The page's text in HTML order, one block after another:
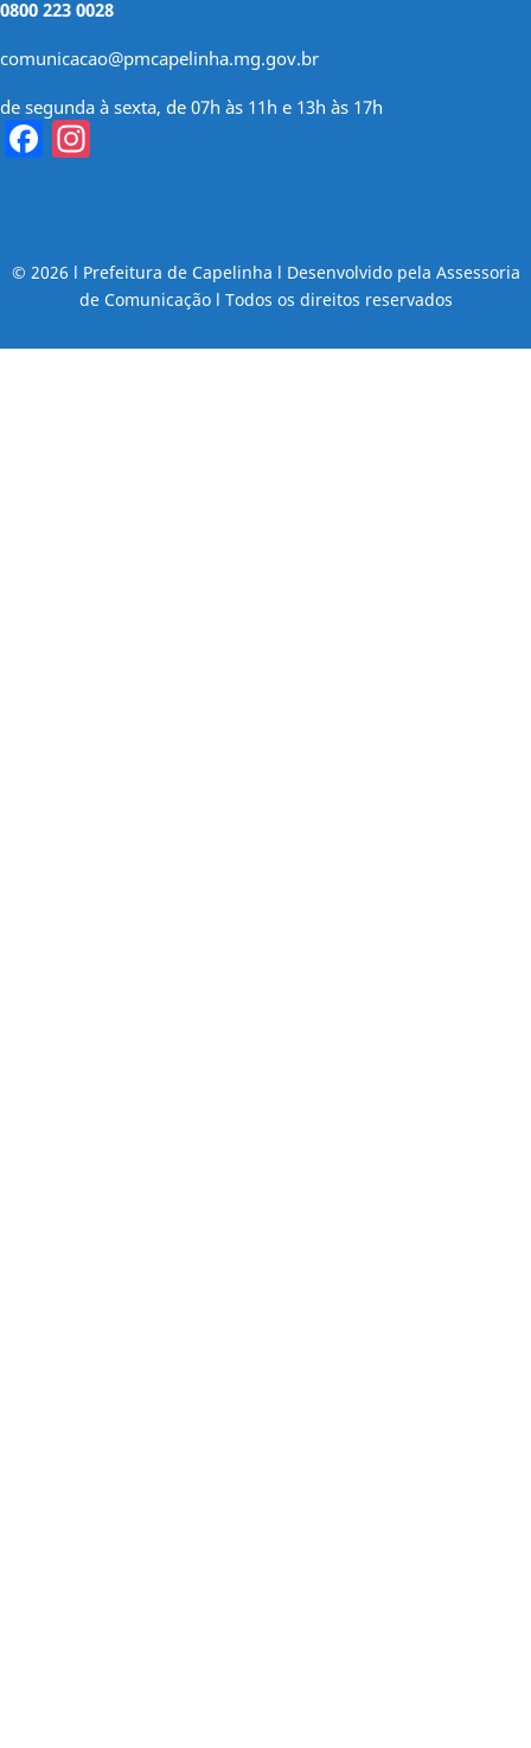
0800 223 0028
comunicacao@pmcapelinha.mg.gov.br
de segunda à sexta, de 07h às 11h e 13h às 17h
Facebook
© 2026 l Prefeitura de Capelinha l Desenvolvido pela Assessoria
de Comunicação l Todos os direitos reservados